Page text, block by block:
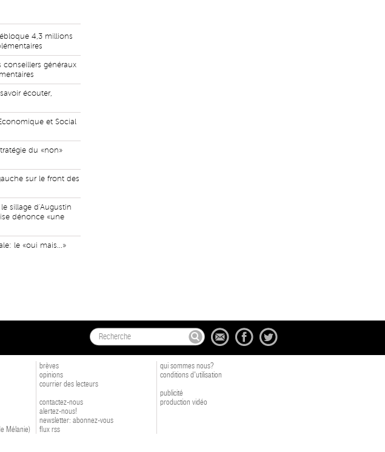
4,3 millions
conseillers généraux
écouter,
et Social
du «non»
sur le front des
sillage d'Augustin
dénonce «une
le «oui mais...»
Mélanie)
brèves
opinions
courrier des lecteurs
contactez-nous
alertez-nous!
newsletter: abonnez-vous
flux rss
qui sommes nous?
conditions d'utilisation
publicité
production vidéo